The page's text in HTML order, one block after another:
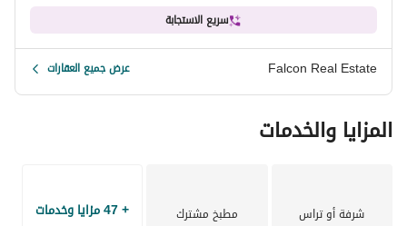
سريع الاستجابة
Falcon Real Estate عرض جميع العقارات
المزايا والخدمات
شرفة أو تراس مطبخ مشترك + 47 مزايا وخدمات